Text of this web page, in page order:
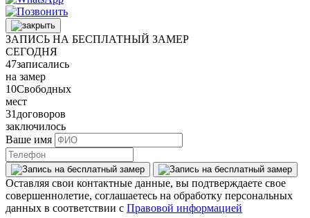
ЗАПИСЬ НА БЕСПЛАТНЫЙ ЗАМЕР
СЕГОДНЯ
47записались
на замер
10Свободных
мест
31 договоров
заключилось
Ваше имя
Оставляя свои контактные данные, вы подтверждаете свое
совершеннолетие, соглашаетесь на обработку персональных
данных в соответствии с Правовой информацией